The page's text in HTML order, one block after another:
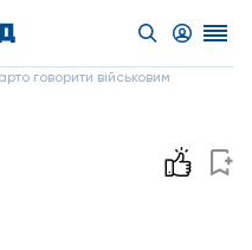
говорити військовим